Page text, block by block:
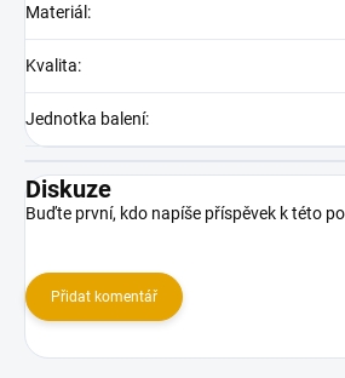
Materiál :
Kvalita:
Jednotka balení:
Diskuze
Buďte první, kdo napíše příspěvek k této
Přidat komentář